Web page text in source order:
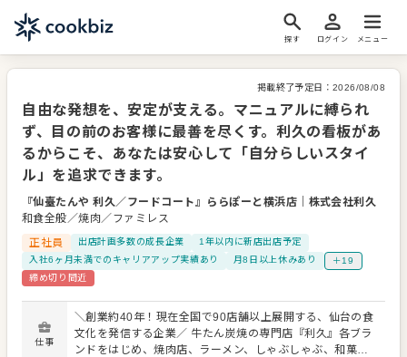
探す ログイン メニュー
掲載終了予定日： 2026/08/08
自由な発想を、安定が支える。マニュアルに縛られ
ず、目の前のお客様に最善を尽くす。利久の看板があ
るからこそ、あなたは安心して「自分らしいスタイ
ル」を追求できます。
『仙臺たんや 利久／フードコート』ららぽーと横浜店
株式会社利久
和食全般／焼肉／ファミレス
正社員
出店計画多数の成長企業
1年以内に新店出店予定
入社6ヶ月未満でのキャリアアップ実績あり
月8日以上休みあり
＋19
締め切り間近
仕事
＼創業約40年！現在全国で90店舗以上展開する、仙台の食
文化を発信する企業／ 牛たん炭焼の専門店『利久』各ブラ
ンドをはじめ、焼肉店、ラーメン、しゃぶしゃぶ、和菓